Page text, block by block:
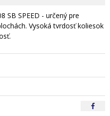
SB SPEED - určený pre
Vysoká tvrdosť koliesok